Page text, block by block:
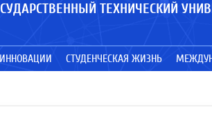
ТЕХНИЧЕСКИЙ
СТУДЕНЧЕСКАЯ ЖИЗНЬ